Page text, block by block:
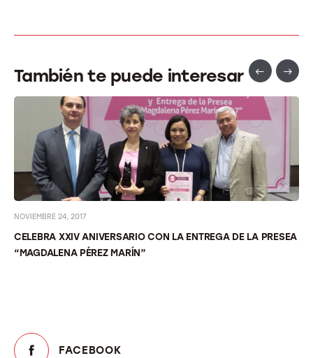
También te puede interesar
NOVIEMBRE 24, 2017
CELEBRA XXIV ANIVERSARIO CON LA ENTREGA DE LA PRESEA
“MAGDALENA PÉREZ MARÍN”
FACEBOOK